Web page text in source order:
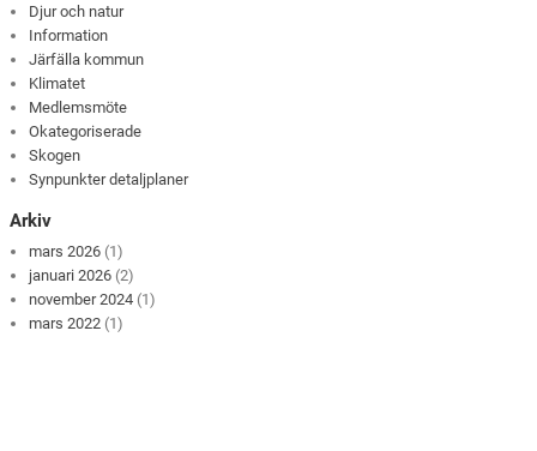
Djur och natur
Information
Järfälla kommun
Klimatet
Medlemsmöte
Okategoriserade
Skogen
Synpunkter detaljplaner
Arkiv
mars 2026 (1)
januari 2026 (2)
november 2024 (1)
mars 2022 (1)